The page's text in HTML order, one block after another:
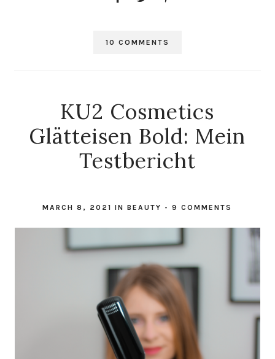
10 COMMENTS
KU2 Cosmetics
Glätteisen Bold: Mein
Testbericht
MARCH 8, 2021INBEAUTY -9 COMMENTS